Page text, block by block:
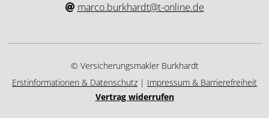
marco.burkhardt@t-online.de
© Versicherungsmakler Burkhardt
Erstinformationen & Datenschutz | Impressum & Barrierefreiheit
Vertrag widerrufen